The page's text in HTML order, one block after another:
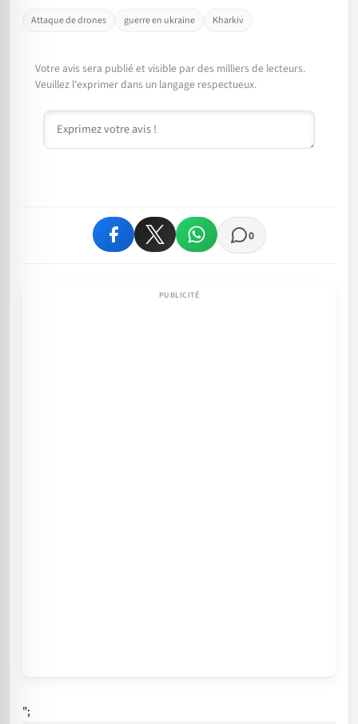
Attaque de drones guerre en ukraine Kharkiv
Votre avis sera publié et visible par des milliers de lecteurs.
Veuillez l'exprimer dans un langage respectueux.
Commentaire
0
";